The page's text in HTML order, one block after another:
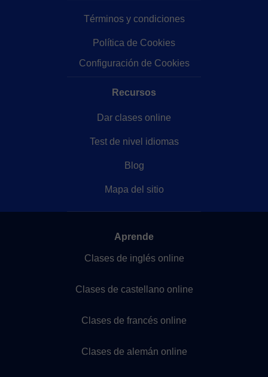
Términos y condiciones
Política de Cookies
Configuración de Cookies
Recursos
Dar clases online
Test de nivel idiomas
Blog
Mapa del sitio
Aprende
Clases de inglés online
Clases de castellano online
Clases de francés online
Clases de alemán online